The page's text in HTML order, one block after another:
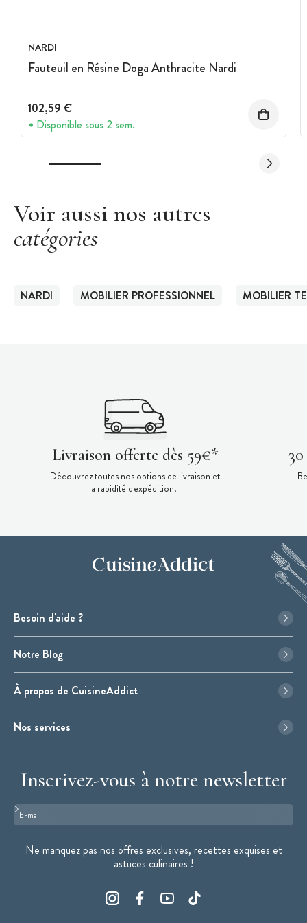
NARDI
Fauteuil en Résine Doga Anthracite Nardi
102,59 €
Disponible sous 2 sem.
Voir aussi nos autres
catégories
NARDI MOBILIER PROFESSIONNEL MOBILIER
Livraison offerte dès 59€*
Découvrez toutes nos options de livraison et
la rapidité d'expédition.
Besoin d'aide ?
Notre Blog
À propos de CuisineAddict
Nos services
Inscrivez-vous à notre newsletter
Format : adresse@email.com
Ne manquez pas nos offres exclusives, recettes exquises et
astuces culinaires !